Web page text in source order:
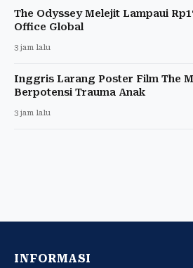
The Odyssey Melejit Lampaui
Office Global
3 jam lalu
Inggris Larang Poster Film The
Berpotensi Trauma Anak
3 jam lalu
INFORMASI